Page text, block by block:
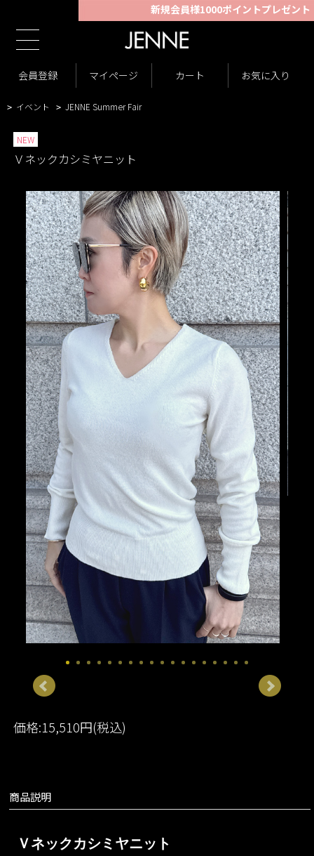
新規会員様1000ポイントプレゼント！
会員登録 マイページ カート お気に入り
TOP
商品一覧 > New Arrivals
VARIATION LIST2 Ｖネックカシミヤニット
> イベント > JENNE Summer Fair
NEW
Ｖネックカシミヤニット
価格:15,510円(税込)
商品説明
Ｖネックカシミヤニット